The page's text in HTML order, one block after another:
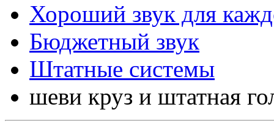
Хороший звук для
Бюджетный звук
Штатные системы
шеви круз и штатная